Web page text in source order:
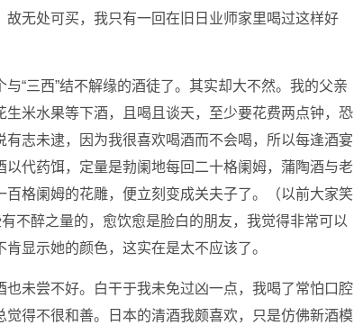
无处可买，我只有一回在旧日业师家里喝过这样好
“三西”结不解缘的酒徒了。其实却大不然。我的父亲
米水果等下酒，且喝且谈天，至少要花费两点钟，恐
志未逮，因为我很喜欢喝酒而不会喝，所以每逢酒宴
代药饵，定量是勃阑地每回二十格阑姆，蒲陶酒与老
格阑姆的花雕，便立刻变成关夫子了。（以前大家笑
不醉之量的，愈饮愈是脸白的朋友，我觉得非常可以
显示她的颜色，这实在是太不应该了。
未尝不好。白干于我未免过凶一点，我喝了常怕口腔
得不很和善。日本的清酒我颇喜欢，只是仿佛新酒模